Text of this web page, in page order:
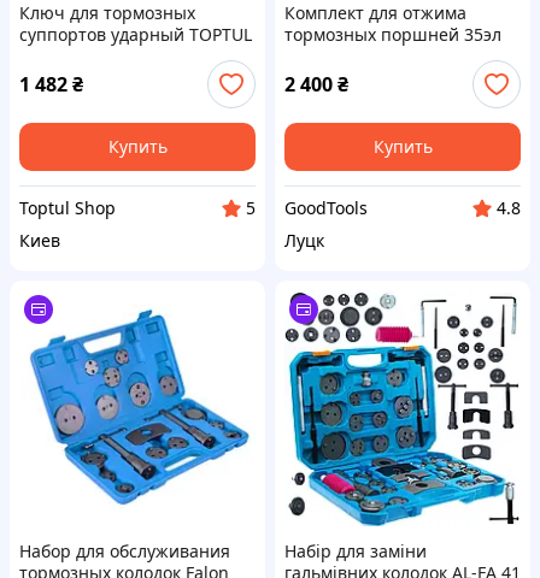
Ключ для тормозных
суппортов ударный TOPTUL
JEBT0226 12-гранный M26
DAF XF 95 105 106
1 482₴
Купить
Toptul Shop
5
Киев
Комплект для отжима
тормозных поршней 35эл
2 400₴
Купить
GoodTools
4.8
Луцк
Набор для обслуживания
тормозных колодок Falon
Набір для заміни
гальмівних колодок AL-FA 41